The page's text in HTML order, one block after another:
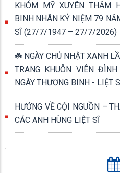
KHÓM MỸ XUYÊN THĂM
BINH NHÂN KỶ NIỆM 79
SĨ (27/7/1947 – 27/7/2026)
☘️ NGÀY CHỦ NHẬT XANH
TRANG KHUÔN VIÊN
NGÀY THƯƠNG BINH - LIỆT
HƯỚNG VỀ CỘI NGUỒN –
CÁC ANH HÙNG LIỆT SĨ